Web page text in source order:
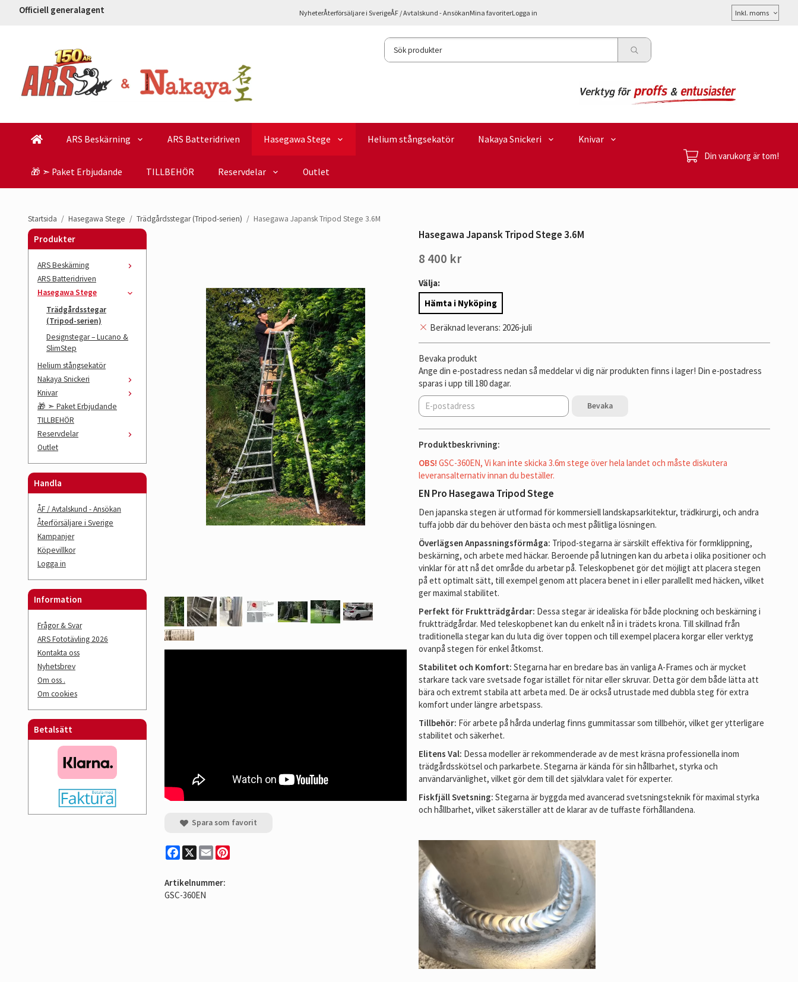
Officiell generalagent NyheterÅterförsäljare i SverigeÅF / Avtalskund - AnsökanMina favoriterLogga in
Välj
moms
ARS Beskärning ARS Batteridriven Hasegawa Stege Helium stångsekatör Nakaya Snickeri Knivar
🎁 ➣ Paket Erbjudande TILLBEHÖR Reservdelar Outlet
Din varukorg är tom!
Startsida / Hasegawa Stege / Trädgårdsstegar (Tripod-serien) / Hasegawa Japansk Tripod Stege 3.6M
Produkter
ARS Beskärning
ARS Batteridriven
Hasegawa Stege
Trädgårdsstegar
(Tripod-serien)
Designstegar – Lucano &
SlimStep
Helium stångsekatör
Nakaya Snickeri
Knivar
🎁 ➣ Paket Erbjudande
TILLBEHÖR
Reservdelar
Outlet
Handla
ÅF / Avtalskund - Ansökan
Återförsäljare i Sverige
Kampanjer
Köpevillkor
Logga in
Information
Frågor & Svar
ARS Fototävling 2026
Kontakta oss
Nyhetsbrev
Om oss .
Om cookies
Betalsätt
Hasegawa Japansk Tripod Stege 3.6M
8 400 kr
Välja:
Hämta i Nyköping
Beräknad leverans: 2026-juli
Bevaka produkt
Ange din e-postadress nedan så meddelar vi dig när produkten finns i lager! Din e-postadress
sparas i upp till 180 dagar.
Bevaka
Produktbeskrivning:
OBS! GSC-360EN, Vi kan inte skicka 3.6m stege över hela landet och måste diskutera
leveransalternativ innan du beställer.
EN Pro Hasegawa Tripod Stege
Den japanska stegen är utformad för kommersiell landskapsarkitektur, trädkirurgi, och andra
tuffa jobb där du behöver den bästa och mest pålitliga lösningen.
Överlägsen Anpassningsförmåga: Tripod-stegarna är särskilt effektiva för formklippning,
beskärning, och arbete med häckar. Beroende på lutningen kan du arbeta i olika positioner och
vinklar för att nå det område du arbetar på. Teleskopbenet gör det möjligt att placera stegen
på ett optimalt sätt, till exempel genom att placera benet in i eller parallellt med häcken, vilket
ger maximal stabilitet.
Perfekt för Fruktträdgårdar: Dessa stegar är idealiska för både plockning och beskärning i
fruktträdgårdar. Med teleskopbenet kan du enkelt nå in i trädets krona. Till skillnad från
traditionella stegar kan du luta dig över toppen och till exempel placera korgar eller verktyg
ovanpå stegen för enkel åtkomst.
Stabilitet och Komfort: Stegarna har en bredare bas än vanliga A-Frames och är mycket
starkare tack vare svetsade fogar istället för nitar eller skruvar. Detta gör dem både lätta att
bära och extremt stabila att arbeta med. De är också utrustade med dubbla steg för extra
komfort under längre arbetspass.
Tillbehör: För arbete på hårda underlag finns gummitassar som tillbehör, vilket ger ytterligare
stabilitet och säkerhet.
Elitens Val: Dessa modeller är rekommenderade av de mest kräsna professionella inom
trädgårdsskötsel och parkarbete. Stegarna är kända för sin hållbarhet, styrka och
användarvänlighet, vilket gör dem till det självklara valet för experter.
Fiskfjäll Svetsning: Stegarna är byggda med avancerad svetsningsteknik för maximal styrka
och hållbarhet, vilket säkerställer att de klarar av de tuffaste förhållandena.
Spara som favorit
Facebook
X Email
Artikelnummer:
GSC-360EN